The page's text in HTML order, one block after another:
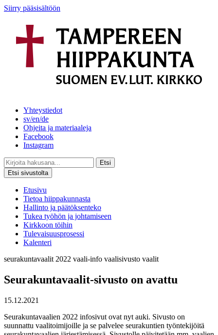
Siirry pääsisältöön
Yhteystiedot
sv/en/de
Ohjeita ja materiaaleja
Facebook
Instagram
Etsi
Etsi sivustolta
Etusivu
Tietoa hiippakunnasta
Hallinto ja päätöksenteko
Tukea työhön ja johtamiseen
Kirkkoon töihin
Tulevaisuusprosessi
Kalenteri
seurakuntavaalit 2022 vaali-info vaalisivusto vaalit
Seurakuntavaalit-sivusto on avattu
15.12.2021
Seurakuntavaalien 2022 infosivut ovat nyt auki. Sivusto on
suunnattu vaalitoimijoille ja se palvelee seurakuntien työntekijöitä